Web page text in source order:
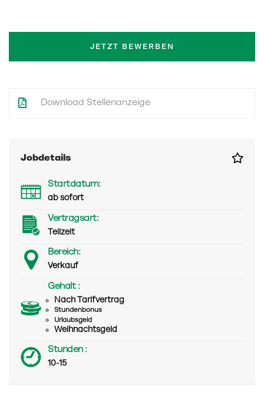
JETZT BEWERBEN
Download Stellenanzeige
Jobdetails
Startdatum:
ab sofort
Vertragsart:
Teilzeit
Bereich:
Verkauf
Gehalt :
Nach Tarifvertrag
Stundenbonus
Urlaubsgeld
Weihnachtsgeld
Stunden :
10-15